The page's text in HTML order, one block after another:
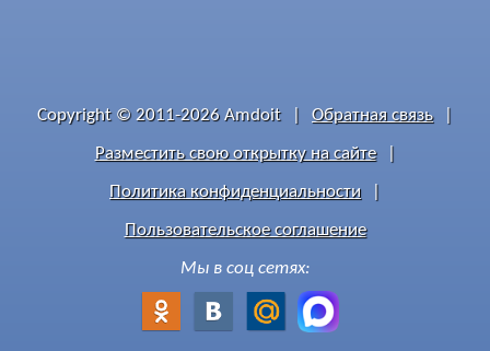
Copyright © 2011-2026 Amdoit Обратная связь
Разместить свою открытку на сайте
Политика конфиденциальности
Пользовательское соглашение
Мы в соц сетях: